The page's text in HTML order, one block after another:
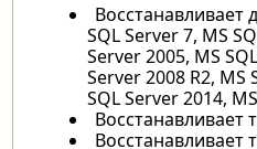
Восстанавливает
SQL Server 7, MS
Server 2005, MS
Server 2008 R2, MS
SQL Server 2014,
Восстанавливает
Восстанавливает